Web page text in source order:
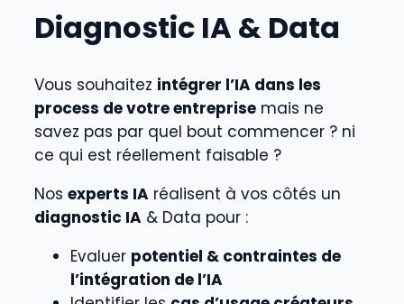
Diagnostic IA & Data
Vous souhaitez intégrer l’IA dans les
process de votre entreprise mais ne
savez pas par quel bout commencer ? ni
ce qui est réellement faisable ?
Nos experts IA réalisent à vos côtés un
diagnostic IA & Data pour :
Evaluer potentiel & contraintes de
l’intégration de l’IA